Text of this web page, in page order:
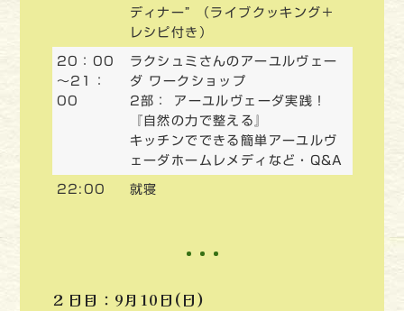
ディナー” （ライブクッキング＋
レシピ付き）
20：00
～21：
00
ラクシュミさんのアーユルヴェー
ダ ワークショップ
2部： アーユルヴェーダ実践！
『自然の力で整える』
キッチンでできる簡単アーユルヴ
ェーダホームレメディなど・Q&A
22:00 就寝
２日目：9月10日(日)